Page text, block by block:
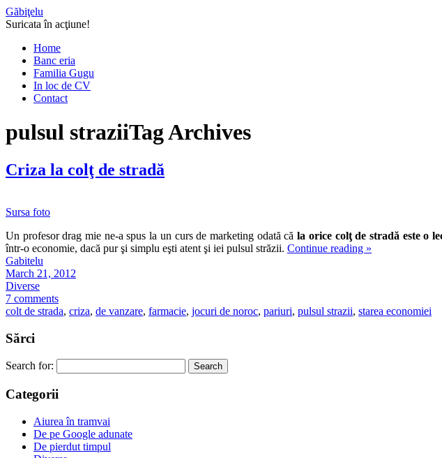
Găbiţelu
Suricata în acţiune!
Home
Banc eria
Familia Gugu
In loc de CV
Contact
pulsul straziiTag Archives
Criza la colţ de stradă
Sursa foto
Un profesor drag mie ne-a spus la un curs de marketing odată căla orice colţ de stradă este o
într-o economie, dacă pur şi simplu eşti atent şi iei pulsul străzii. Continue reading »
Gabitelu
March 21, 2012
Diverse
7 comments
colt de strada, criza, de vanzare, farmacie, jocuri de noroc, pariuri, pulsul strazii, starea economiei
Sărci
Search for:
Categorii
Aiurea în tramvai
De pe Google adunate
De pierdut timpul